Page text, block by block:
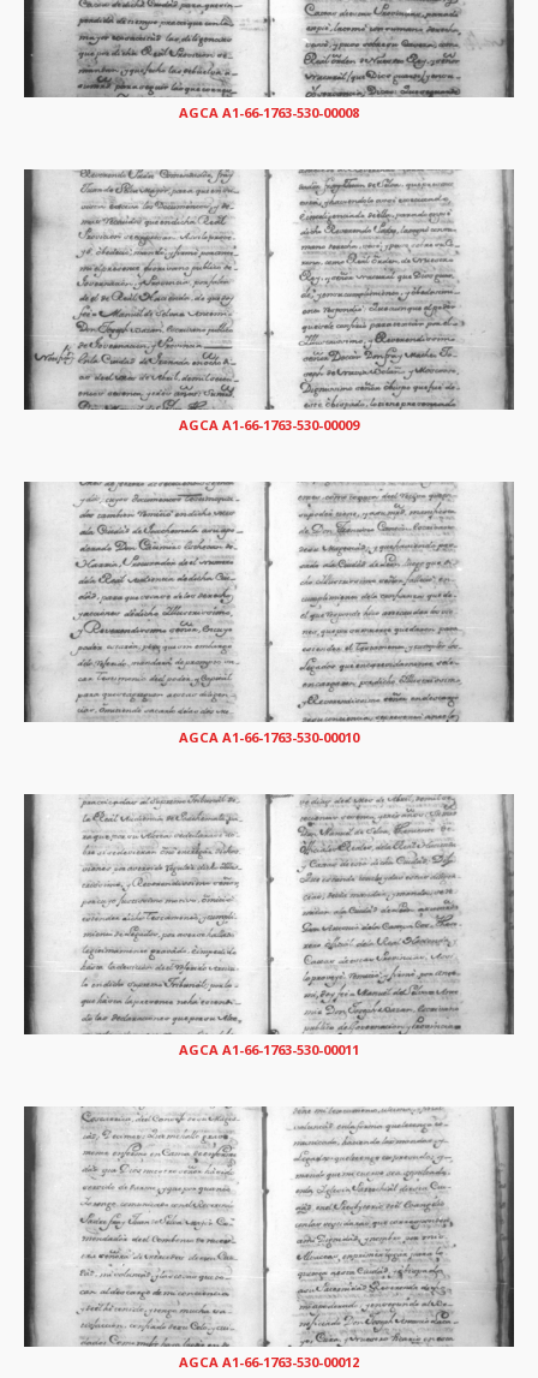
AGCA A1-66-1763-530-00008
AGCA A1-66-1763-530-00009
AGCA A1-66-1763-530-00010
AGCA A1-66-1763-530-00011
AGCA A1-66-1763-530-00012